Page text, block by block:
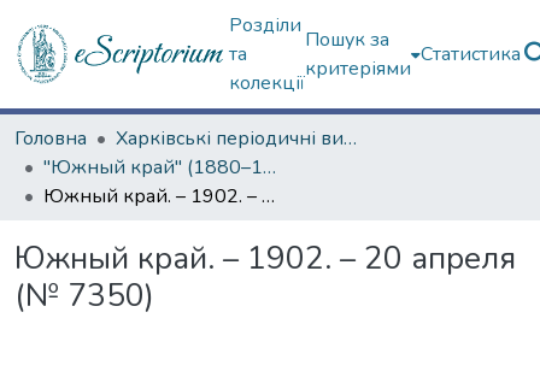
Розділи
та
колекції
Пошук за
критеріями
Статистика
Головна
Харківські періодичні видання
"Южный край" (1880–1919 гг.)
Южный край. – 1902. – 20 апреля (№ 7350)
Южный край. – 1902. – 20 апреля
(№ 7350)